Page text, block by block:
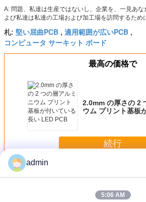
A: 問題、私達は生産ではないし、企業を、一見あ
よび私達は私達の工場および加工場を訪問するため
札: 堅い屈曲PCB , 適用範囲が広いPCB ,
コンピュータ サーキット ボード
最高の価格で
2.0mm の厚さの 2
ウム プリント基板
続行
多くフレキシブルプリント基板
admin
5:06 AM